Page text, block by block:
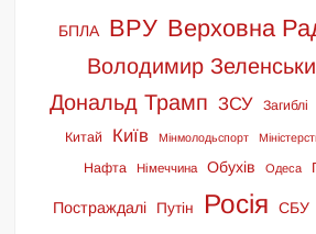
БПЛА ВРУ Верховна
Володимир
Дональд Трамп ЗСУ Загиблі
Китай Київ Мінмолодьспорт
Нафта Німеччина Обухів Одеса
Постраждалі Путін Росія СБУ